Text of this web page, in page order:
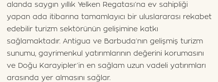
alanda saygın yıllık Yelken Regatası’na ev sahipliği
yapan ada itibarına tamamlayıcı bir uluslararası rekabet
edebilir turizm sektörünün gelişimine katkı
sağlamaktadır. Antigua ve Barbuda’nın gelişmiş turizm
sunumu, gayrimenkul yatırımlarının değerini korumasını
ve Doğu Karayipler’in en sağlam uzun vadeli yatırımları
arasında yer almasını sağlar.